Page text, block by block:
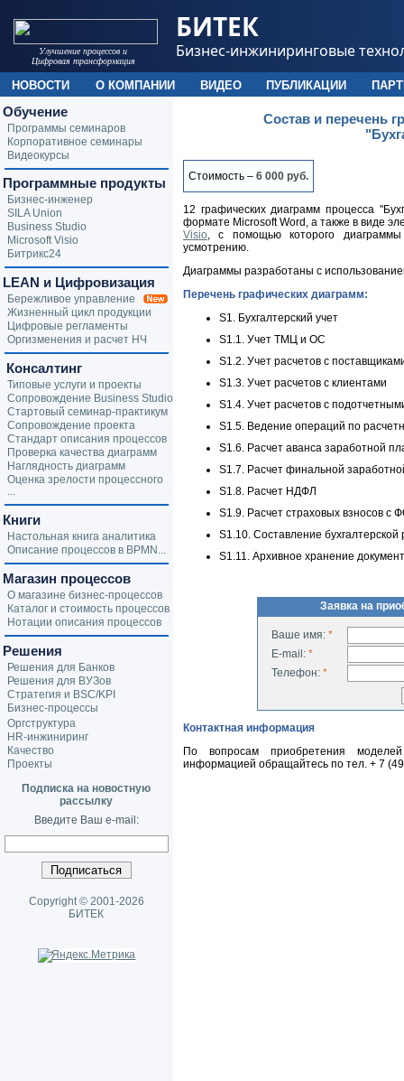
Состав и перечень
Стоимость – 6 000 руб.
12 графических диаграмм процесса
формате Microsoft Word, а также в виде
Visio, с помощью которого
усмотрению.
Диаграммы разработаны с
Перечень графических диаграмм:
S1. Бухгалтерский учет
S1.1. Учет ТМЦ и ОС
S1.2. Учет расчетов с
S1.3. Учет расчетов с клиентами
S1.4. Учет расчетов с
S1.5. Ведение операций по
S1.6. Расчет аванса заработной
S1.7. Расчет финальной
S1.8. Расчет НДФЛ
S1.9. Расчет страховых взносов с
S1.10. Составление
S1.11. Архивное хранение
Заявка на
Ваше имя: *
E-mail: *
Телефон: *
Контактная информация
По вопросам приобретения
информацией обращайтесь по тел. + 7
Обучение
Программы семинаров
Корпоративное семинары
Видеокурсы
Программные продукты
Бизнес-инженер
SILA Union
Business Studio
Microsoft Visio
Битрикс24
LEAN и Цифровизация
Бережливое управление
Жизненный цикл продукции
Цифровые регламенты
Оргизменения и расчет НЧ
Консалтинг
Типовые услуги и проекты
Сопровождение Business Studio
Стартовый семинар-практикум
Сопровождение проекта
Стандарт описания процессов
Проверка качества диаграмм
Наглядность диаграмм
Оценка зрелости процессного
...
Книги
Настольная книга аналитика
Описание процессов в BPMN...
Магазин процессов
О магазине бизнес-процессов
Каталог и стоимость процессов
Нотации описания процессов
Решения
Решения для Банков
Решения для ВУЗов
Стратегия и BSC/KPI
Бизнес-процессы
Оргструктура
HR-инжиниринг
Качество
Проекты
Подписка на новостную
рассылку
Введите Ваш e-mail:
Copyright © 2001-2026
БИТЕК
Улучшение процессов и
Цифровая трансформация
БИТЕК
Бизнес-инжиниринговые
НОВОСТИ О КОМПАНИИ ВИДЕО ПУБЛИКАЦИИ